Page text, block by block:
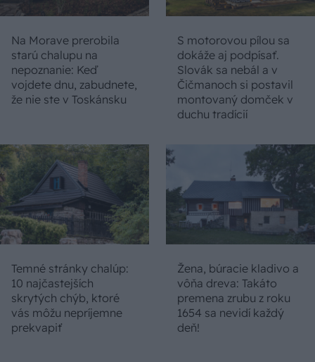
Na Morave prerobila
starú chalupu na
nepoznanie: Keď
vojdete dnu, zabudnete,
že nie ste v Toskánsku
S motorovou pílou sa
dokáže aj podpísať.
Slovák sa nebál a v
Čičmanoch si postavil
montovaný domček v
duchu tradícií
Temné stránky chalúp:
10 najčastejších
skrytých chýb, ktoré
vás môžu nepríjemne
prekvapiť
Žena, búracie kladivo a
vôňa dreva: Takáto
premena zrubu z roku
1654 sa nevidí každý
deň!